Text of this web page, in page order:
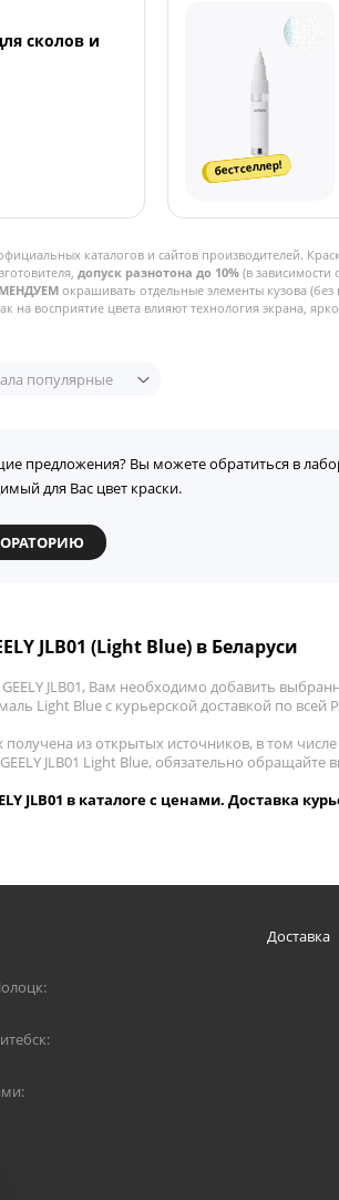
сколов и
бестселлер!
каталогов и сайтов производителей.
допуск разнотона до 10% (в зависимости
окрашивать отдельные элементы кузова
на восприятие цвета влияют технология экрана,
популярные
предложения? Вы можете обратиться в
для Вас цвет краски.
JLB01 (Light Blue) в Беларуси
JLB01, Вам необходимо добавить
Light Blue с курьерской доставкой по всей
из открытых источников, в том
JLB01 Light Blue, обязательно
JLB01 в каталоге с ценами. Доставка
Доставка